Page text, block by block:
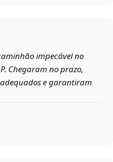
impecável no
Chegaram no prazo,
e garantiram